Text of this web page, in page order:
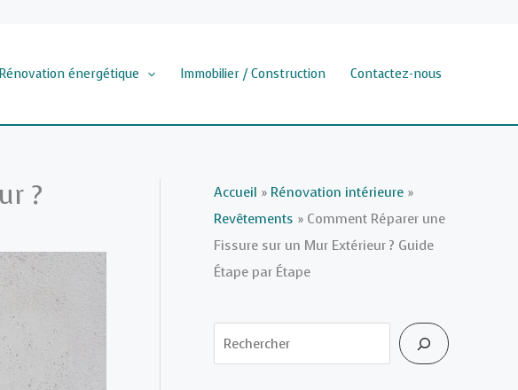
Rénovation énergétique Immobilier / Construction Contactez-nous
?
Accueil » Rénovation intérieure »
Revêtements »Comment Réparer une
Fissure sur un Mur Extérieur ? Guide
Étape par Étape
Rechercher